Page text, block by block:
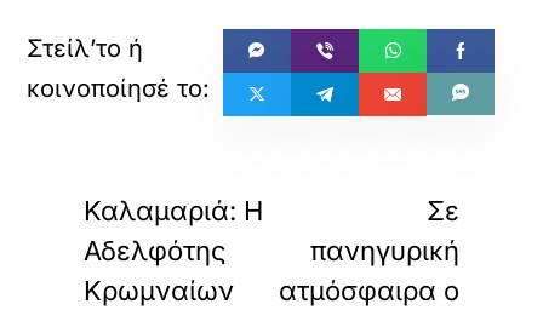
Καλαμαριά: Η
Αδελφότης
Κρωμναίων
Σε
πανηγυρική
ατμόσφαιρα ο